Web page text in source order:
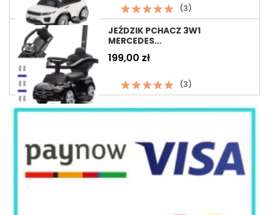
(3)
JEŹDZIK PCHACZ 3W1
MERCEDES...
(3)
Cena
199,00 zł